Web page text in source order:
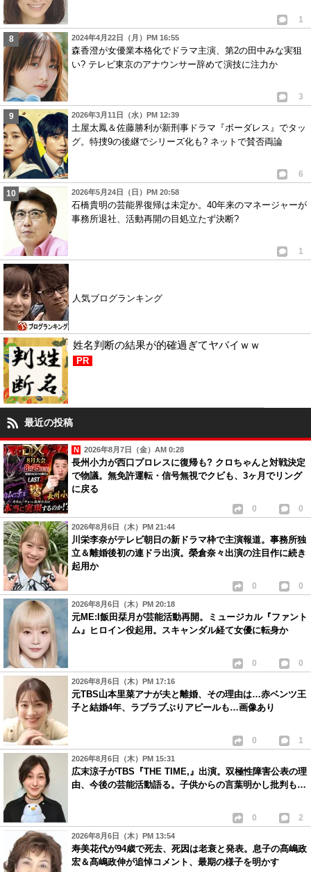
1
2024年4月22日（月）PM 16:55
森香澄が女優業本格化でドラマ主演、第2の田中みな実狙
い? テレビ東京のアナウンサー辞めて演技に注力か
3
2026年3月11日（水）PM 12:39
土屋太鳳＆佐藤勝利が新刑事ドラマ『ボーダレス』でタッ
グ。特捜9の後継でシリーズ化も? ネットで賛否両論
6
2026年5月24日（日）PM 20:58
石橋貴明の芸能界復帰は未定か。40年来のマネージャーが
事務所退社、活動再開の目処立たず決断?
1
人気ブログランキング
姓名判断の結果が的確過ぎてヤバイｗｗ
PR
最近の投稿
2026年8月7日（金）AM 0:28
長州小力が西口プロレスに復帰も? クロちゃんと対戦決定
で物議。無免許運転・信号無視でクビも、3ヶ月でリング
に戻る
0 0
2026年8月6日（木）PM 21:44
川栄李奈がテレビ朝日の新ドラマ枠で主演報道。事務所独
立＆離婚後初の連ドラ出演。榮倉奈々出演の注目作に続き
起用か
0 0
2026年8月6日（木）PM 20:18
元ME:I飯田栞月が芸能活動再開。ミュージカル『ファント
ム』ヒロイン役起用。スキャンダル経て女優に転身か
0 0
2026年8月6日（木）PM 17:16
元TBS山本里菜アナが夫と離婚、その理由は…赤ベンツ王
子と結婚4年、ラブラブぶりアピールも…画像あり
0 1
2026年8月6日（木）PM 15:31
広末涼子がTBS『THE TIME,』出演。双極性障害公表の理
由、今後の芸能活動語る。子供からの言葉明かし批判も…
0 2
2026年8月6日（木）PM 13:54
寿美花代が94歳で死去、死因は老衰と発表。息子の髙嶋政
宏＆髙嶋政伸が追悼コメント、最期の様子を明かす